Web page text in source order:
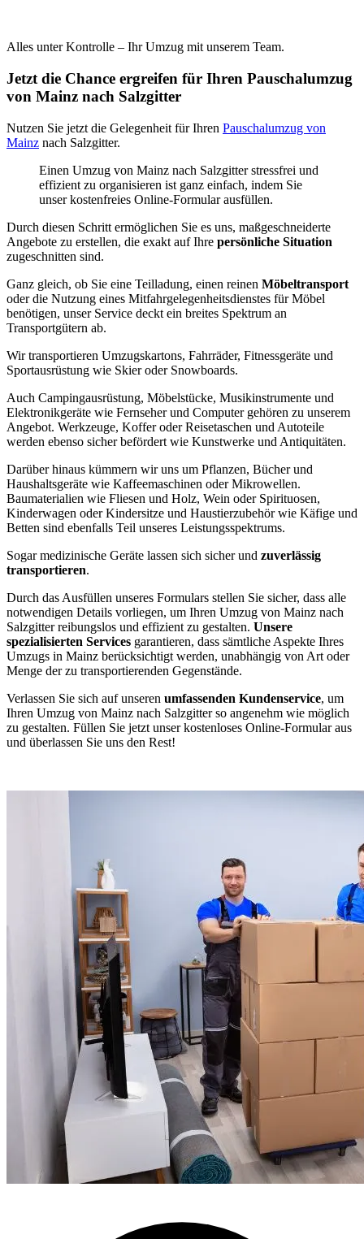
Alles unter Kontrolle – Ihr Umzug mit unserem Team.
Jetzt die Chance ergreifen für Ihren Pauschalumzug
von Mainz nach Salzgitter
Nutzen Sie jetzt die Gelegenheit für Ihren Pauschalumzug von
Mainz nach Salzgitter.
Einen Umzug von Mainz nach Salzgitter stressfrei und
effizient zu organisieren ist ganz einfach, indem Sie
unser kostenfreies Online-Formular ausfüllen.
Durch diesen Schritt ermöglichen Sie es uns, maßgeschneiderte
Angebote zu erstellen, die exakt auf Ihre persönliche Situation
zugeschnitten sind.
Ganz gleich, ob Sie eine Teilladung, einen reinen Möbeltransport
oder die Nutzung eines Mitfahrgelegenheitsdienstes für Möbel
benötigen, unser Service deckt ein breites Spektrum an
Transportgütern ab.
Wir transportieren Umzugskartons, Fahrräder, Fitnessgeräte und
Sportausrüstung wie Skier oder Snowboards.
Auch Campingausrüstung, Möbelstücke, Musikinstrumente und
Elektronikgeräte wie Fernseher und Computer gehören zu unserem
Angebot. Werkzeuge, Koffer oder Reisetaschen und Autoteile
werden ebenso sicher befördert wie Kunstwerke und Antiquitäten.
Darüber hinaus kümmern wir uns um Pflanzen, Bücher und
Haushaltsgeräte wie Kaffeemaschinen oder Mikrowellen.
Baumaterialien wie Fliesen und Holz, Wein oder Spirituosen,
Kinderwagen oder Kindersitze und Haustierzubehör wie Käfige und
Betten sind ebenfalls Teil unseres Leistungsspektrums.
Sogar medizinische Geräte lassen sich sicher und zuverlässig
transportieren.
Durch das Ausfüllen unseres Formulars stellen Sie sicher, dass alle
notwendigen Details vorliegen, um Ihren Umzug von Mainz nach
Salzgitter reibungslos und effizient zu gestalten. Unsere
spezialisierten Services garantieren, dass sämtliche Aspekte Ihres
Umzugs in Mainz berücksichtigt werden, unabhängig von Art oder
Menge der zu transportierenden Gegenstände.
Verlassen Sie sich auf unseren umfassenden Kundenservice, um
Ihren Umzug von Mainz nach Salzgitter so angenehm wie möglich
zu gestalten. Füllen Sie jetzt unser kostenloses Online-Formular aus
und überlassen Sie uns den Rest!